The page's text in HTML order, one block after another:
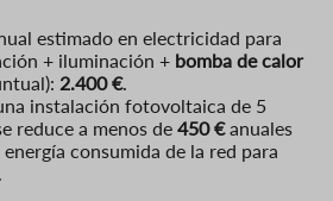
estimado en electricidad para
+ iluminación + bomba de calor
2.400 €.
instalación fotovoltaica de 5
reduce a menos de 450 €anuales
consumida de la red para